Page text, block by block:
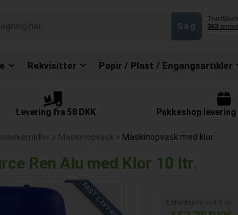
Rekvisitter Papir / Plast / Engangsartikler
Levering fra 58 DKK Pakkeshop levering
» Maskinopvask » Maskinopvask med klor
Ren Alu med Klor 10 ltr.
FAST LAVPRIS